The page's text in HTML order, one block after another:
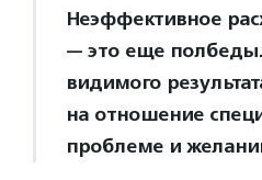
Неэффективное
— это еще полбеды.
видимого
на отношение
проблеме и